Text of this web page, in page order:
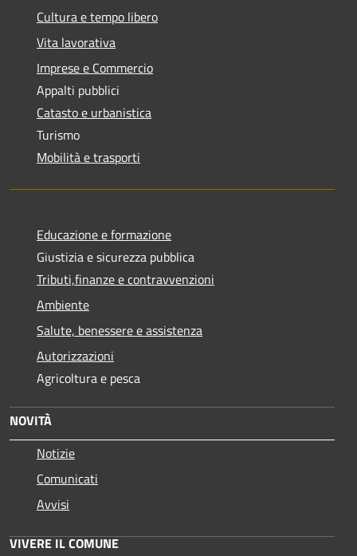
Cultura e tempo libero
Vita lavorativa
Imprese e Commercio
Appalti pubblici
Catasto e urbanistica
Turismo
Mobilità e trasporti
Educazione e formazione
Giustizia e sicurezza pubblica
Tributi,finanze e contravvenzioni
Ambiente
Salute, benessere e assistenza
Autorizzazioni
Agricoltura e pesca
NOVITÀ
Notizie
Comunicati
Avvisi
VIVERE IL COMUNE